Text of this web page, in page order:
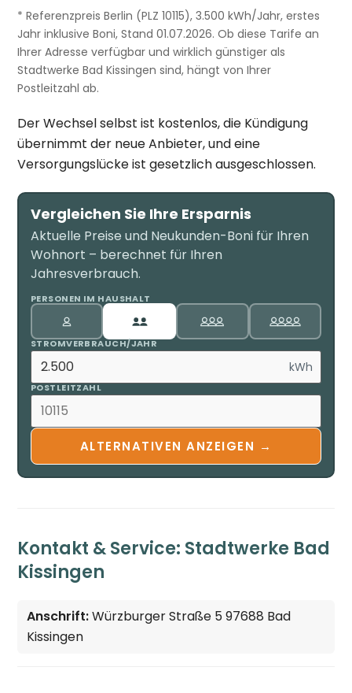
* Referenzpreis Berlin (PLZ 10115), 3.500 kWh/Jahr, erstes
Jahr inklusive Boni, Stand 01.07.2026. Ob diese Tarife an
Ihrer Adresse verfügbar und wirklich günstiger als
Stadtwerke Bad Kissingen sind, hängt von Ihrer
Postleitzahl ab.
Der Wechsel selbst ist kostenlos, die Kündigung
übernimmt der neue Anbieter, und eine
Versorgungslücke ist gesetzlich ausgeschlossen.
Vergleichen Sie Ihre Ersparnis
Aktuelle Preise und Neukunden-Boni für Ihren
Wohnort – berechnet für Ihren
Jahresverbrauch.
PERSONEN IM HAUSHALT
STROMVERBRAUCH/JAHR
kWh
POSTLEITZAHL
ALTERNATIVEN ANZEIGEN →
Kontakt & Service: Stadtwerke Bad
Kissingen
Anschrift:Würzburger Straße 5 97688 Bad
Kissingen